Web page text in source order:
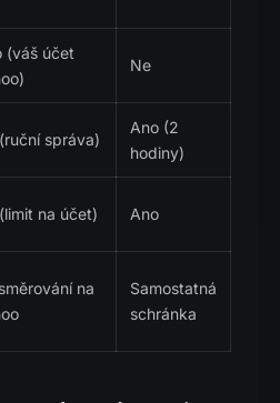
(váš účet
Ne
správa)
Ano (2
hodiny)
na účet) Ano
na
Samostatná
schránka